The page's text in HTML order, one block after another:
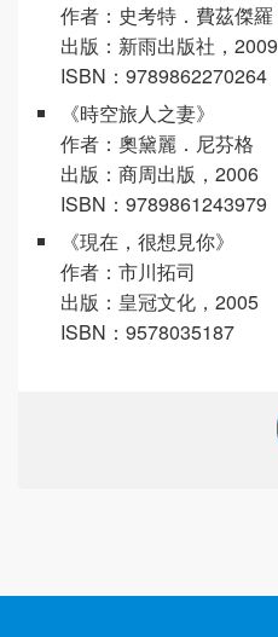
作者：史考特．費茲傑羅
出版：新雨出版社，2009
ISBN：9789862270264
《時空旅人之妻》
作者：奧黛麗．尼芬格
出版：商周出版，2006
ISBN：9789861243979
《現在，很想見你》
作者：市川拓司
出版：皇冠文化，2005
ISBN：9578035187